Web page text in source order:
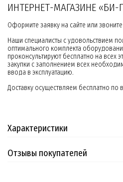
ИНТЕРНЕТ-МАГАЗИНЕ «БИ-
Оформите заявку на сайте или
Наши специалисты с удовольствием
оптимального комплекта
проконсультируют бесплатно на всех
закупки с заполнением всех
ввода в эксплуатацию.
Доставку осуществляем бесплатно по
Характеристики
Отзывы покупателей